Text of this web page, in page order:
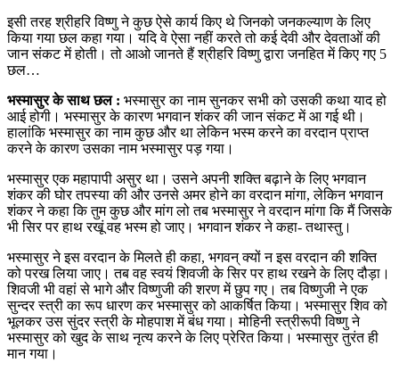
इसी तरह श्रीहरि विष्‍णु ने कुछ ऐसे कार्य किए थे जिनको जनकल्याण के लिए
किया गया छल कहा गया। यदि वे ऐसा नहीं करते तो कई देवी और देवताओं की
जान संकट में होती। तो आओ जानते हैं श्रीहरि विष्णु द्वारा जनहित में किए गए 5
छल…
भस्मासुर के साथ छल : भस्मासुर का नाम सुनकर सभी को उसकी कथा याद हो
आई होगी। भस्मासुर के कारण भगवान ‍शंकर की जान संकट में आ गई थी।
हालांकि भस्मासुर का नाम कुछ और था लेकिन भस्म करने का वरदान प्राप्त
करने के कारण उसका नाम भस्मासुर पड़ गया।
भस्मासुर एक महापापी असुर था। उसने अपनी शक्ति बढ़ाने के लिए भगवान
शंकर की घोर तपस्या की और उनसे अमर होने का वरदान मांगा, लेकिन भगवान
शंकर ने कहा कि तुम कुछ और मांग लो तब भस्मासुर ने वरदान मांगा कि मैं जिसके
भी सिर पर हाथ रखूं वह भस्म हो जाए। भगवान शंकर ने कहा- तथास्तु।
भस्मासुर ने इस वरदान के मिलते ही कहा, भगवन् क्यों न इस वरदान की शक्ति
को परख लिया जाए। तब वह स्वयं शिवजी के सिर पर हाथ रखने के लिए दौड़ा।
शिवजी भी वहां से भागे और विष्णुजी की शरण में छुप गए। तब विष्णुजी ने एक
सुन्दर स्त्री का रूप धारण कर भस्मासुर को आकर्षित किया। भस्मासुर शिव को
भूलकर उस सुंदर स्त्री के मोहपाश में बंध गया। मोहिनी स्त्रीरूपी विष्णु ने
भस्मासुर को खुद के साथ नृत्य करने के लिए प्रेरित किया। भस्मासुर तुरंत ही
मान गया।